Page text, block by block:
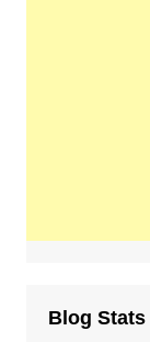
Blog Stats